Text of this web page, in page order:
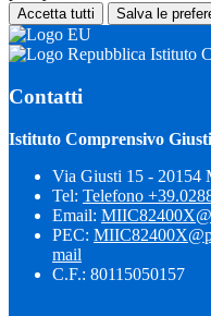
Accetta tutti Salva le
Istituto
Contatti
Istituto Comprensivo
Via Giusti 15 - 20154
Tel: Telefono
Email:
PEC:
mail
C.F.: 80115050157